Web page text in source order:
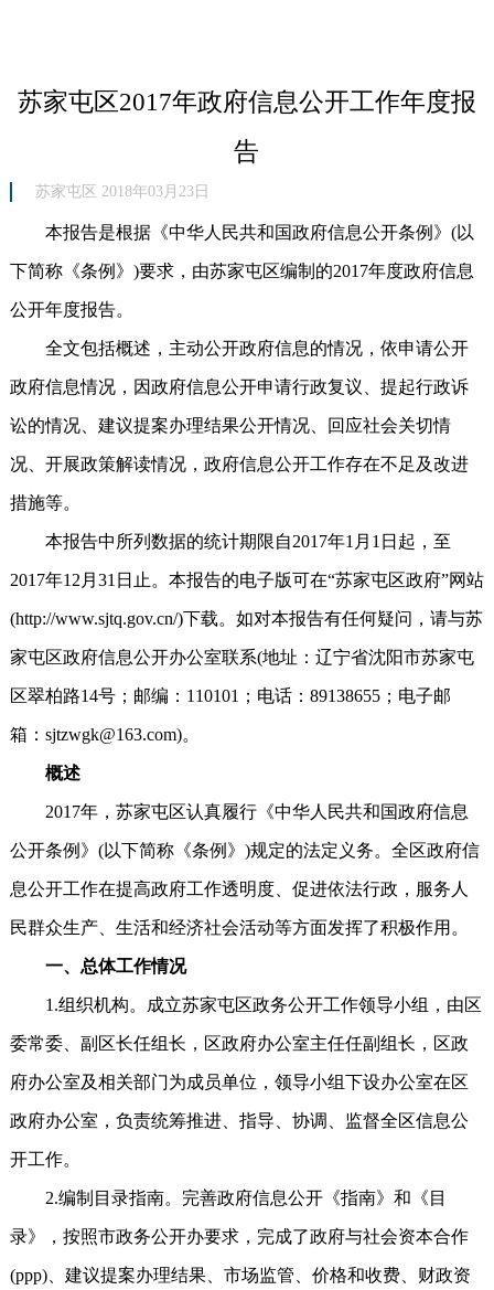
苏家屯区2017年政府信息公开工作年度报
告
苏家屯区 2018年03月23日
本报告是根据《中华人民共和国政府信息公开条例》(以
下简称《条例》)要求，由苏家屯区编制的2017年度政府信息
公开年度报告。
全文包括概述，主动公开政府信息的情况，依申请公开
政府信息情况，因政府信息公开申请行政复议、提起行政诉
讼的情况、建议提案办理结果公开情况、回应社会关切情
况、开展政策解读情况，政府信息公开工作存在不足及改进
措施等。
本报告中所列数据的统计期限自2017年1月1日起，至
2017年12月31日止。本报告的电子版可在“苏家屯区政府”网站
(http://www.sjtq.gov.cn/)下载。如对本报告有任何疑问，请与苏
家屯区政府信息公开办公室联系(地址：辽宁省沈阳市苏家屯
区翠柏路14号；邮编：110101；电话：89138655；电子邮
箱：sjtzwgk@163.com)。
概述
2017年，苏家屯区认真履行《中华人民共和国政府信息
公开条例》(以下简称《条例》)规定的法定义务。全区政府信
息公开工作在提高政府工作透明度、促进依法行政，服务人
民群众生产、生活和经济社会活动等方面发挥了积极作用。
一、总体工作情况
1.组织机构。成立苏家屯区政务公开工作领导小组，由区
委常委、副区长任组长，区政府办公室主任任副组长，区政
府办公室及相关部门为成员单位，领导小组下设办公室在区
政府办公室，负责统筹推进、指导、协调、监督全区信息公
开工作。
2.编制目录指南。完善政府信息公开《指南》和《目
录》，按照市政务公开办要求，完成了政府与社会资本合作
(ppp)、建议提案办理结果、市场监管、价格和收费、财政资